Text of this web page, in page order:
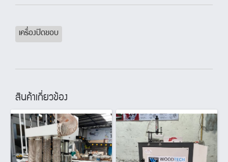
เครื่องปิดขอบ
สินค้าเกี่ยวข้อง